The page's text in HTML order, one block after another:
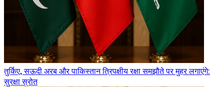
तुर्किए, सऊदी अरब और पाकिस्तान त्रिपक्षीय रक्षा समझौते पर मुहर लगाएंगे:
सुरक्षा स्रोत